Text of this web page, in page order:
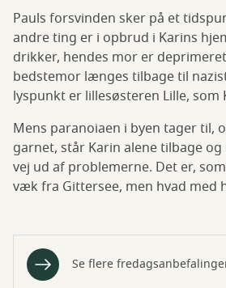
Pauls forsvinden sker på et
andre ting er i opbrud i Karins
drikker, hendes mor er
bedstemor længes tilbage til
lyspunkt er lillesøsteren Lille, som
Mens paranoiaen i byen tager til,
garnet, står Karin alene tilbage
vej ud af problemerne. Det er,
væk fra Gittersee, men hvad med
Se flere